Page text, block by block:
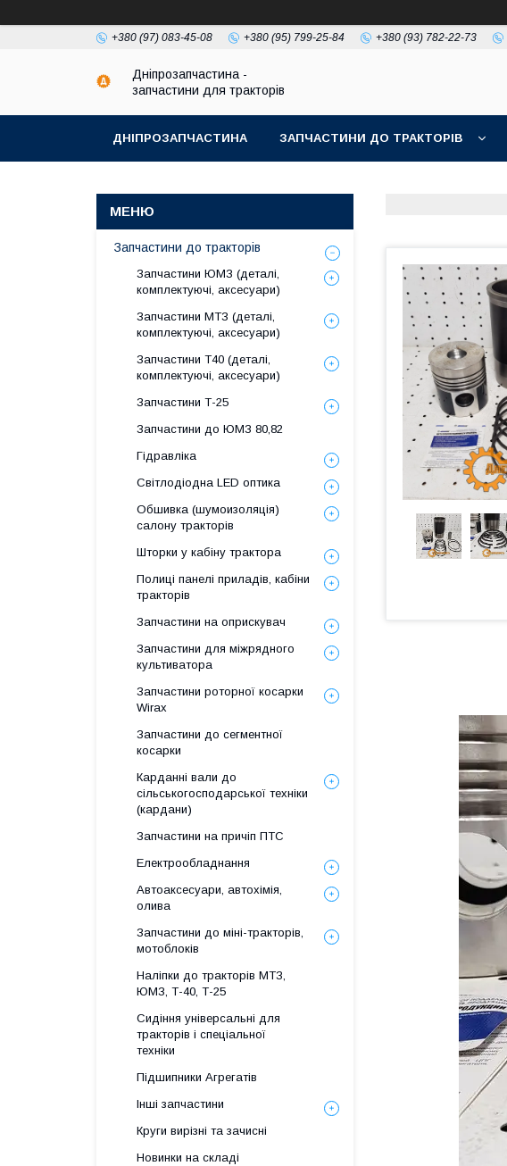
+380 (97) 083-45-08 +380 (95) 799-25-84 +380 (93) 782-22-73
Дніпрозапчастина -
запчастини для тракторів
ДНІПРОЗАПЧАСТИНА ЗАПЧАСТИНИ ДО ТРАКТОРІВ
Запчастини до тракторів
Запчастини ЮМЗ (деталі,
комплектуючі, аксесуари)
Запчастини МТЗ (деталі,
комплектуючі, аксесуари)
Запчастини Т40 (деталі,
комплектуючі, аксесуари)
Запчастини Т-25
Запчастини до ЮМЗ 80,82
Гідравліка
Світлодіодна LED оптика
Обшивка (шумоизоляція)
салону тракторів
Шторки у кабіну трактора
Полиці панелі приладів, кабіни
тракторів
Запчастини на оприскувач
Запчастини для міжрядного
культиватора
Запчастини роторної косарки
Wirax
Запчастини до сегментної
косарки
Карданні вали до
сільськогосподарської техніки
(кардани)
Запчастини на причіп ПТС
Електрообладнання
Автоаксесуари, автохімія,
олива
Запчастини до міні-тракторів,
мотоблоків
Наліпки до тракторів МТЗ,
ЮМЗ, Т-40, Т-25
Сидіння універсальні для
тракторів і спеціальної
техніки
Підшипники Агрегатів
Інші запчастини
Круги вирізні та зачисні
Новинки на складі